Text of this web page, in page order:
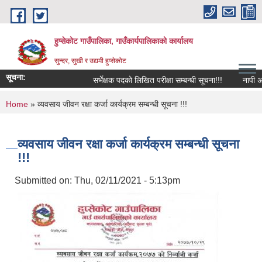
Skip to main content
हुप्सेकोट गाउँपालिका, गाउँकार्यपालिकाको कार्यालय
सुन्दर, सुखी र उद्यमी हुप्सेकोट
सूचना: सर्भेक्षक पदको लिखित परीक्षा सम्बन्धी सूचना!!! नापी
You are here
Home » व्यवसाय जीवन रक्षा कर्जा कार्यक्रम सम्बन्धी सूचना !!!
व्यवसाय जीवन रक्षा कर्जा कार्यक्रम सम्बन्धी सूचना
!!!
Submitted on: Thu, 02/11/2021 - 5:13pm